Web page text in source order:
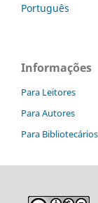
Português
Informações
Para Leitores
Para Autores
Para Bibliotecários